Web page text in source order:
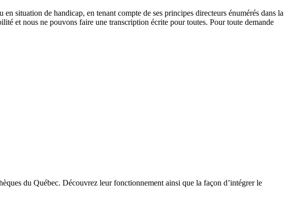
situation de handicap, en tenant compte de ses principes directeurs énumérés dans la
et nous ne pouvons faire une transcription écrite pour toutes. Pour toute demande
du Québec. Découvrez leur fonctionnement ainsi que la façon d’intégrer le